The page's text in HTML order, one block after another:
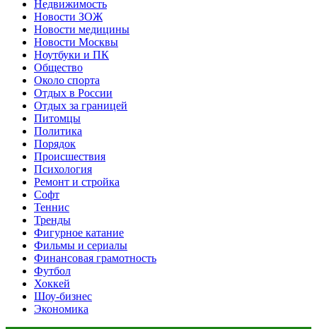
Недвижимость
Новости ЗОЖ
Новости медицины
Новости Москвы
Ноутбуки и ПК
Общество
Около спорта
Отдых в России
Отдых за границей
Питомцы
Политика
Порядок
Происшествия
Психология
Ремонт и стройка
Софт
Теннис
Тренды
Фигурное катание
Фильмы и сериалы
Финансовая грамотность
Футбол
Хоккей
Шоу-бизнес
Экономика